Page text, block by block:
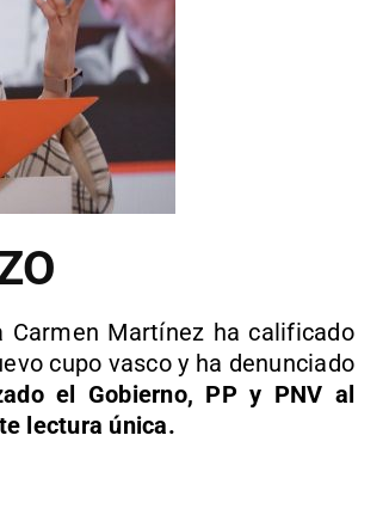
Carmen Martínez ha calificado
cupo vasco y ha denunciado
el Gobierno, PP y PNV al
lectura única.